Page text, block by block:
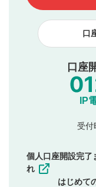
下記の項目に該
見合わせる場合
本動画コ
他者への
公序良俗
氏名、住
他のサイ
他者の権
その他当
一度投稿した評
口
口座
IP
受付
個人口座開設完了
れ
はじめて